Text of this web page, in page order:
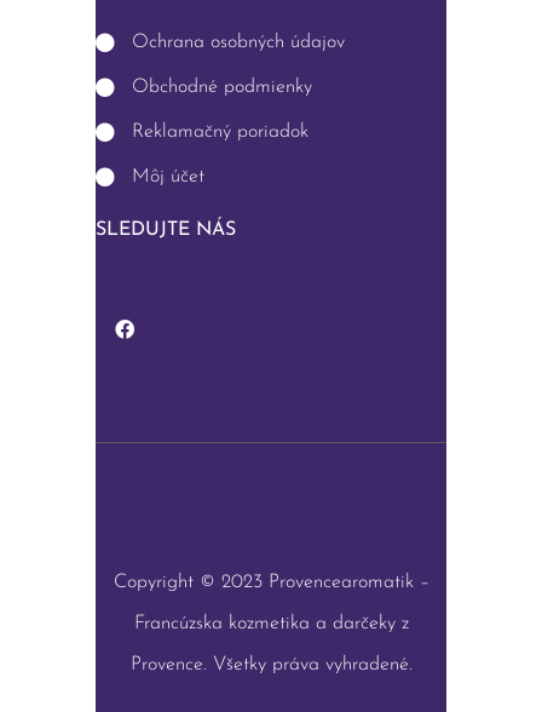
Ochrana osobných údajov
Obchodné podmienky
Reklamačný poriadok
Môj účet
SLEDUJTE NÁS
Copyright © 2023 Provencearomatik –
Francúzska kozmetika a darčeky z
Provence. Všetky práva vyhradené.